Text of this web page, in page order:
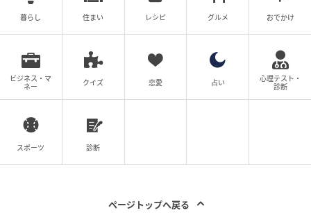
暮らし 住まい レシピ グルメ おでかけ
ビジネス・マ
ネー
クイズ 恋愛 占い
心理テスト・
診断
スポーツ 診断
ページトップへ戻る